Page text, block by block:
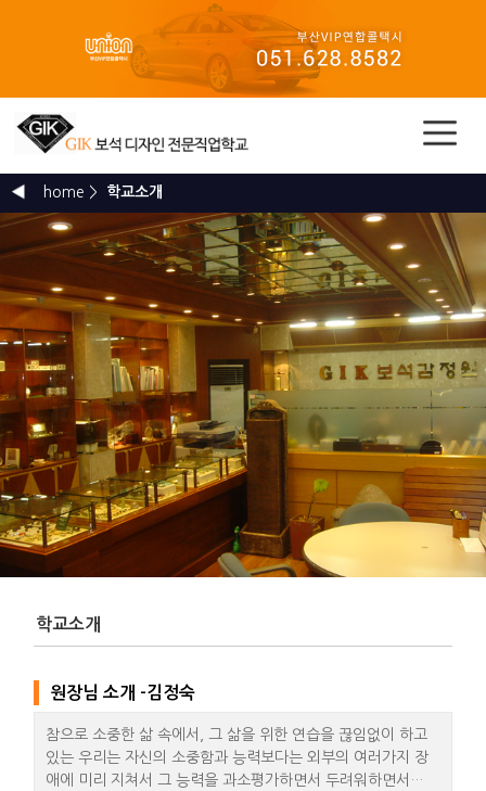
home > 학교소개
학교소개
원장님 소개 -김정숙
참으로 소중한 삶 속에서, 그 삶을 위한 연습을 끊임없이 하고
있는 우리는 자신의 소중함과 능력보다는 외부의 여러가지 장
애에 미리 지쳐서 그 능력을 과소평가하면서 두려워하면서…